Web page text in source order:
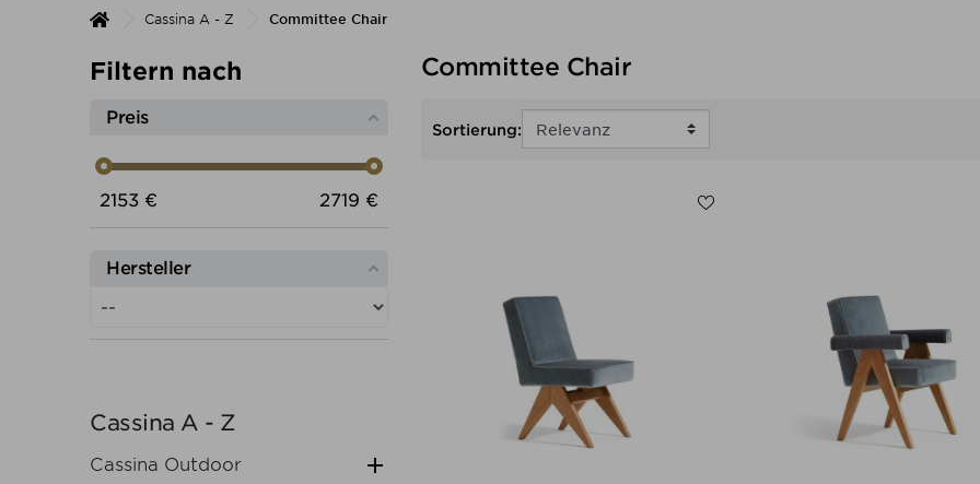
Cassina A - Z Committee Chair
Filtern nach
Preis
Preis von
2153 € Preis bis
2719 €
Hersteller
Cassina A - Z
Cassina Outdoor 
Committee Chair
Sortierung: